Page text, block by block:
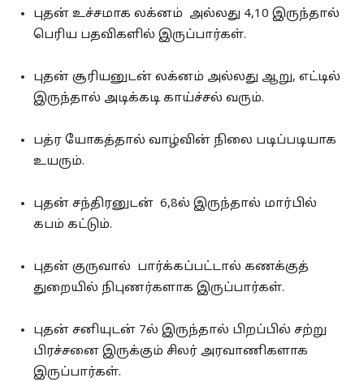
புதன் உச்சமாக லக்னம் அல்லது 4,10 இருந்தால்
பெரிய பதவிகளில் இருப்பார்கள்.
புதன் சூரியனுடன் லக்னம் அல்லது ஆறு, எட்டில்
இருந்தால் அடிக்கடி காய்ச்சல் வரும்.
பத்ர யோகத்தால் வாழ்வின் நிலை படிப்படியாக
உயரும்.
புதன் சந்திரனுடன் 6,8ல் இருந்தால் மார்பில்
கபம் கட்டும்.
புதன் குருவால் பார்க்கப்பட்டால் கணக்குத்
துறையில் நிபுணர்களாக இருப்பார்கள்.
புதன் சனியுடன் 7ல் இருந்தால் பிறப்பில் சற்று
பிரச்சனை இருக்கும் சிலர் அரவாணிகளாக
இருப்பார்கள்.